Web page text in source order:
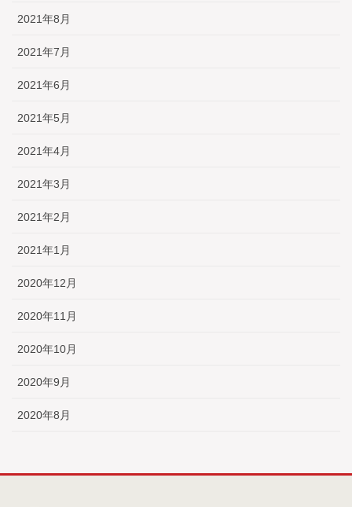
2021年8月
2021年7月
2021年6月
2021年5月
2021年4月
2021年3月
2021年2月
2021年1月
2020年12月
2020年11月
2020年10月
2020年9月
2020年8月